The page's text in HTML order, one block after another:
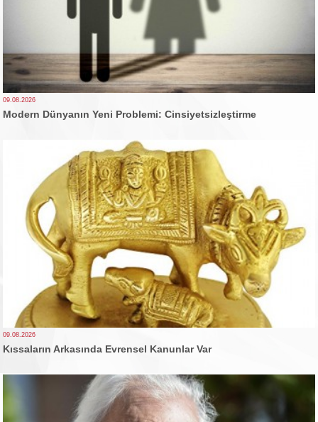
09.08.2026
Modern Dünyanın Yeni Problemi: Cinsiyetsizleştirme
09.08.2026
Kıssaların Arkasında Evrensel Kanunlar Var